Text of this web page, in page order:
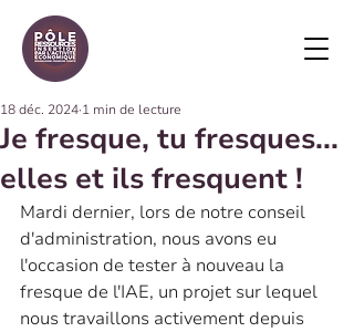
Je fresque, tu fresques...
elles et ils fresquent !
18 déc. 2024 1 min de lecture
Mardi dernier, lors de notre conseil
d'administration, nous avons eu
l'occasion de tester à nouveau la
fresque de l'IAE, un projet sur lequel
nous travaillons activement depuis